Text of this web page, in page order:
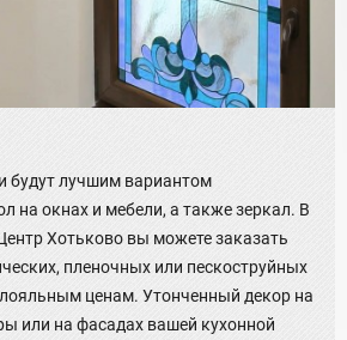
будут лучшим вариантом
на окнах и мебели, а также зеркал. В
Хотьково вы можете заказать
пленочных или пескоструйных
ценам. Утонченный декор на
или на фасадах вашей кухонной